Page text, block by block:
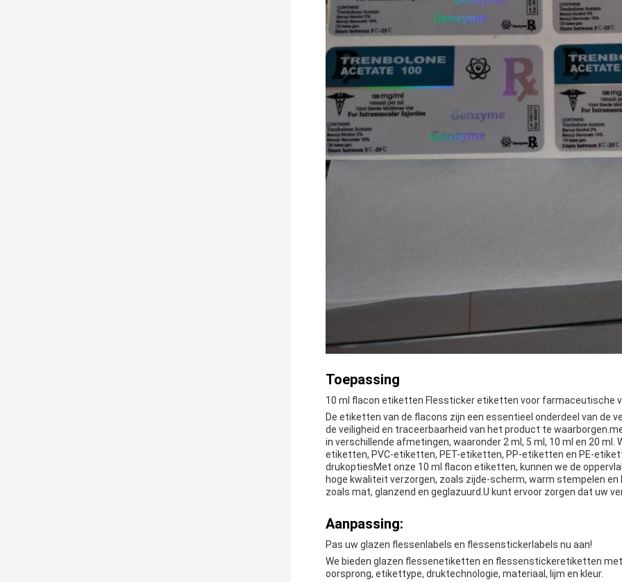
Toepassing
10 ml flacon etiketten Flessticker etiketten voor farmaceutische
De etiketten van de flacons zijn een essentieel onderdeel van de
de veiligheid en traceerbaarheid van het product te
in verschillende afmetingen, waaronder 2 ml, 5 ml, 10 ml en 20
etiketten, PVC-etiketten, PET-etiketten, PP-etiketten en PE-
drukoptiesMet onze 10 ml flacon etiketten, kunnen we de
hoge kwaliteit verzorgen, zoals zijde-scherm, warm stempelen
zoals mat, glanzend en geglazuurd.U kunt ervoor zorgen dat uw
Aanpassing:
Pas uw glazen flessenlabels en flessenstickerlabels nu aan!
We bieden glazen flessenetiketten en flessenstickeretiketten
oorsprong, etikettype, druktechnologie, materiaal, lijm en kleur.